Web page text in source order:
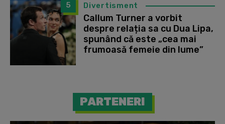
5 Divertisment
Callum Turner a vorbit
despre relația sa cu Dua Lipa,
spunând că este „cea mai
frumoasă femeie din lume”
PARTENERI